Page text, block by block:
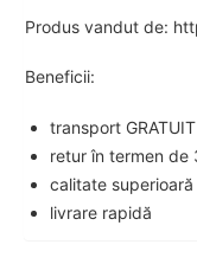
Produs vandut de:
Beneficii:
transport
retur în termen de
calitate superioară
livrare rapidă